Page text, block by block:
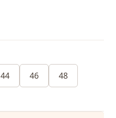
44 46 48